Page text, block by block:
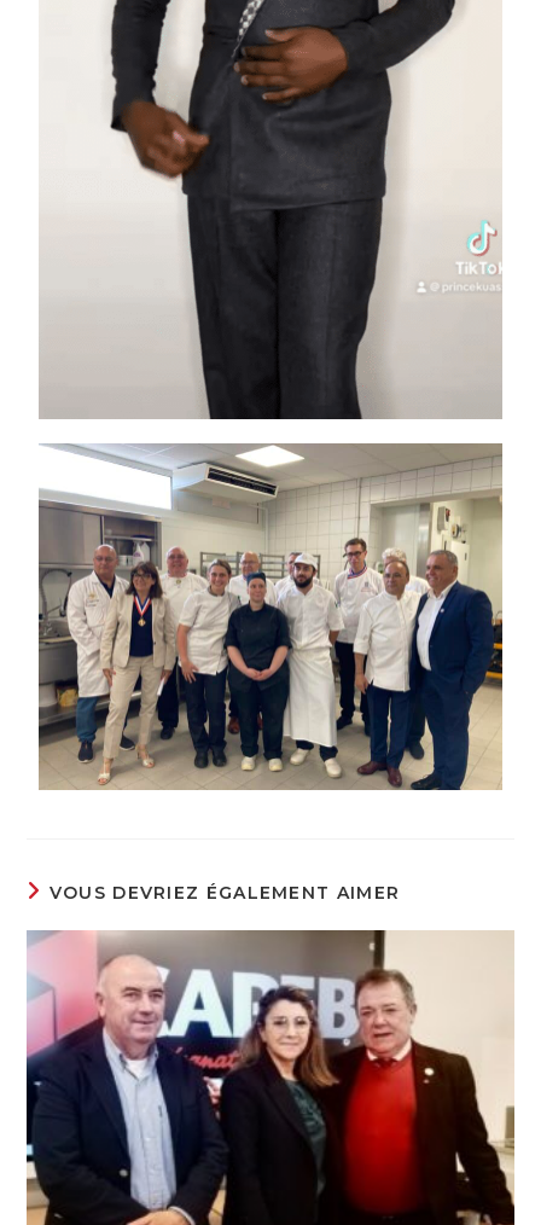
VOUS DEVRIEZ ÉGALEMENT AIMER